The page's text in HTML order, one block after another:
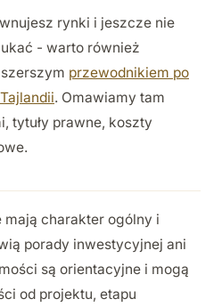
rynki i jeszcze nie
- warto również
przewodnikiem po
. Omawiamy tam
tytuły prawne, koszty
charakter ogólny i
porady inwestycyjnej ani
są orientacyjne i mogą
od projektu, etapu